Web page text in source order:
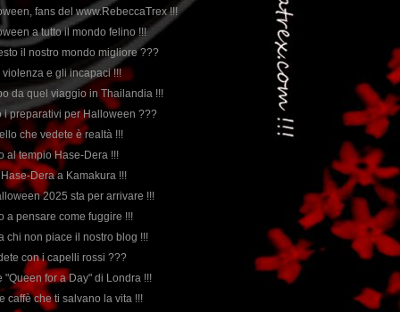
fans del www.RebeccaTrex !!!
a tutto il mondo felino !!!
il nostro mondo migliore ???
violenza e gli incapaci !!!
da quel viaggio in Thailandia !!!
i preparativi per Halloween ???
che vedete è realtà !!!
al tempio Hase-Dera !!!
Dera a Kamakura !!!
2025 sta per arrivare !!!
a pensare come fuggire !!!
chi non piace il nostro blog !!!
con i capelli rossi ???
"Queen for a Day" di Londra !!!
caffè che ti salvano la vita !!!